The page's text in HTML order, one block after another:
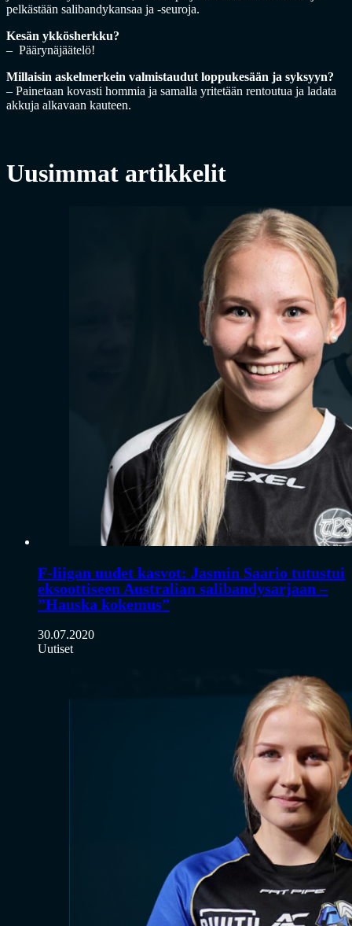
pelkästään salibandykansaa ja -seuroja.
Kesän ykkösherkku?
– Päärynäjäätelö!
Millaisin askelmerkein valmistaudut loppukesään ja syksyyn?
– Painetaan kovasti hommia ja samalla yritetään rentoutua ja ladata
akkuja alkavaan kauteen.
Uusimmat artikkelit
F-liigan uudet kasvot: Jasmin Saario tutustui
eksoottiseen Australian salibandysarjaan –
”Hauska kokemus”
30.07.2020
Uutiset